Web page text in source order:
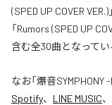
(SPED UP COVER VER.)
「Rumors (SPED UP
含む全30曲となってい
なお「爆音SYMPHONY
Spotify、 LINE MUSIC、